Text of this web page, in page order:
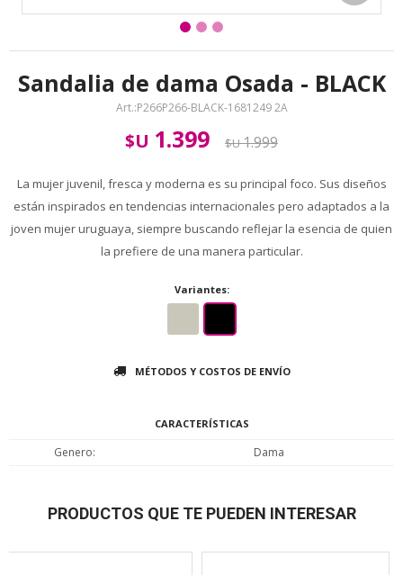
Sandalia de dama Osada - BLACK
P266P266-BLACK-1681249 2A
$U 1.399 $U1.999
La mujer juvenil, fresca y moderna es su principal foco. Sus diseños
están inspirados en tendencias internacionales pero adaptados a la
joven mujer uruguaya, siempre buscando reflejar la esencia de quien
la prefiere de una manera particular.
Variantes:
MÉTODOS Y COSTOS DE ENVÍO
CARACTERÍSTICAS
Genero Dama
PRODUCTOS QUE TE PUEDEN INTERESAR